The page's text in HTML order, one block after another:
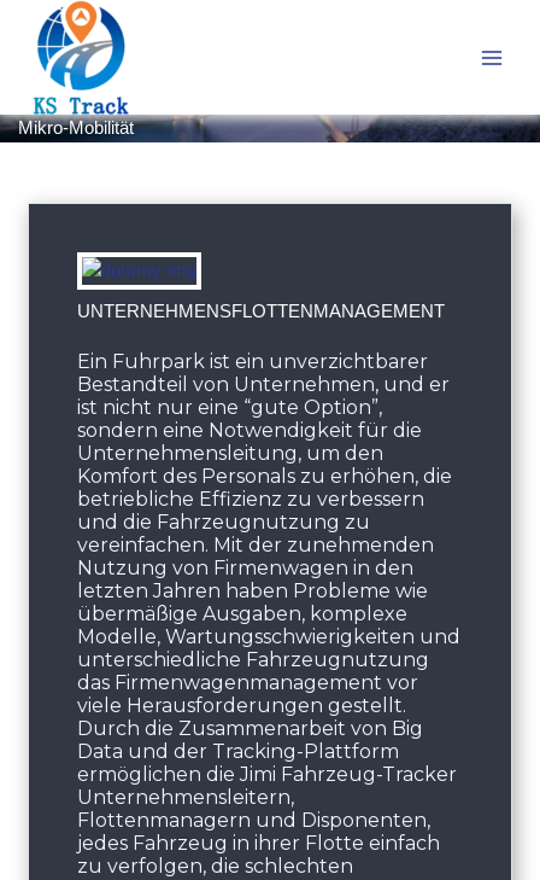
Inhalt
springen
Mikro-Mobilität
UNTERNEHMENSFLOTTENMANAGEMENT
Ein Fuhrpark ist ein unverzichtbarer
Bestandteil von Unternehmen, und er
ist nicht nur eine “gute Option”,
sondern eine Notwendigkeit für die
Unternehmensleitung, um den
Komfort des Personals zu erhöhen, die
betriebliche Effizienz zu verbessern
und die Fahrzeugnutzung zu
vereinfachen. Mit der zunehmenden
Nutzung von Firmenwagen in den
letzten Jahren haben Probleme wie
übermäßige Ausgaben, komplexe
Modelle, Wartungsschwierigkeiten und
unterschiedliche Fahrzeugnutzung
das Firmenwagenmanagement vor
viele Herausforderungen gestellt.
Durch die Zusammenarbeit von Big
Data und der Tracking-Plattform
ermöglichen die Jimi Fahrzeug-Tracker
Unternehmensleitern,
Flottenmanagern und Disponenten,
jedes Fahrzeug in ihrer Flotte einfach
zu verfolgen, die schlechten